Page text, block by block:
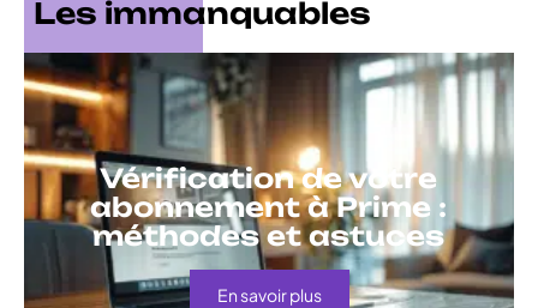
Les immanquables
Vérification de votre
abonnement à Prime :
méthodes et astuces
En savoir plus